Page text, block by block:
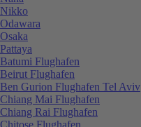
Nikko
Odawara
Osaka
Pattaya
Batumi Flughafen
Beirut Flughafen
Ben Gurion Flughafen Tel Aviv
Chiang Mai Flughafen
Chiang Rai Flughafen
Chitose Flughafen